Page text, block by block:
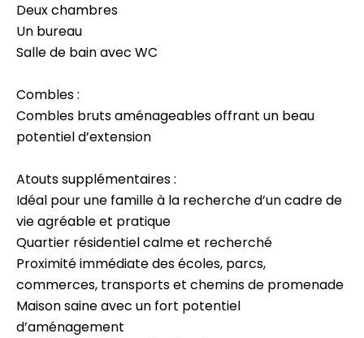
Deux chambres
Un bureau
Salle de bain avec WC
Combles :
Combles bruts aménageables offrant un beau
potentiel d’extension
Atouts supplémentaires :
Idéal pour une famille à la recherche d’un cadre de
vie agréable et pratique
Quartier résidentiel calme et recherché
Proximité immédiate des écoles, parcs,
commerces, transports et chemins de promenade
Maison saine avec un fort potentiel
d’aménagement